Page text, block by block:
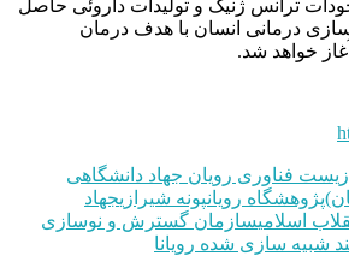
ترانس ژنیک و تولیدات داروئی حاصل
سازی درمانی انسان با هدف درمان
خواهد شد.
فناوری رویان جهاد دانشگاهی
پژوهشگاه رویانپونه شیرازیجهاد
اسلامیسازمان گسترش و نوسازی
شبیه سازی شده رویانا